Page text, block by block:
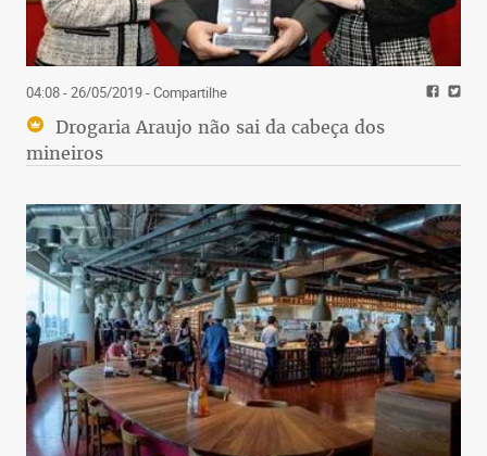
04:08 - 26/05/2019- Compartilhe
Drogaria Araujo não sai da cabeça dos
mineiros